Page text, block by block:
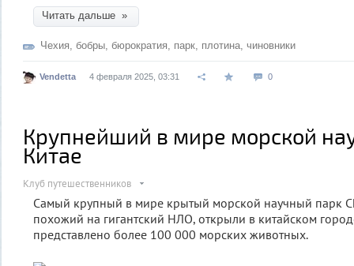
Читать дальше »
Чехия бобры бюрократия парк плотина чиновники
Vendetta 4 февраля 2025, 03:31 0
Крупнейший в мире морской
Китае
Клуб путешественников
Самый крупный в мире крытый морской научный парк
похожий на гигантский НЛО, открыли в китайском
представлено более 100 000 морских животных.